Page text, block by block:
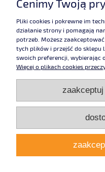
Użytkowanie sklepu oznacza
Szczegółowe
taśmy
jednostronne, taśma, proftape,
klejące, dwustronnie klejące,
taśmy lohmann, taśmy proftape.
Cenimy Twoją
Pliki cookies i pokrewne im
działanie strony i pomagają
potrzeb. Możesz
tych plików i przejść do sklepu
swoich preferencji, wybierając
Więcej o plikach cookies